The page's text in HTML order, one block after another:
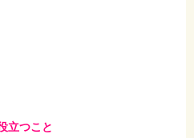
立つこと